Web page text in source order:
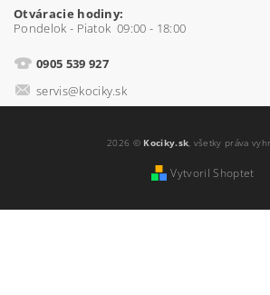
Otváracie hodiny:
Pondelok - Piatok 09:00 - 18:00
0905 539 927
servis@kociky.sk
2026 © Kociky.sk, všetky práva
Vytvoril Shoptet